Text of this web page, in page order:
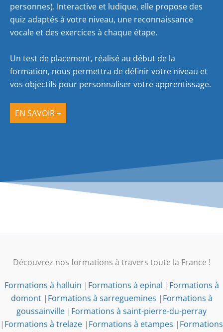
personnes). Interactive et ludique, elle propose des
quiz adaptés à votre niveau, une reconnaissance
vocale et des exercices à chaque étape.
Un test de placement, réalisé au début de la
formation, nous permettra de définir votre niveau et
vos objectifs pour personnaliser votre apprentissage.
EN SAVOIR +
Découvrez nos formations à travers toute la France !
Formations à halluin | Formations à epinal | Formations à
domont| Formations à sarreguemines | Formations à
goussainville | Formations à saint-pierre-du-perray
| Formations à trelaze | Formations à etampes | Formations